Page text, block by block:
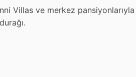
Villas ve merkez pansiyonlarıyla